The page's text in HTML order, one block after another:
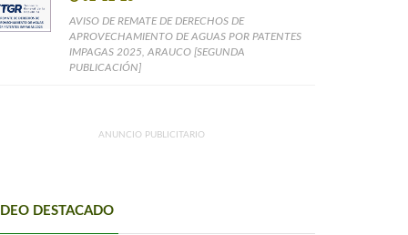
AVISO DE REMATE DE DERECHOS DE
APROVECHAMIENTO DE AGUAS POR PATENTES
IMPAGAS 2025, ARAUCO [SEGUNDA
PUBLICACIÓN]
ANUNCIO PUBLICITARIO
DESTACADO